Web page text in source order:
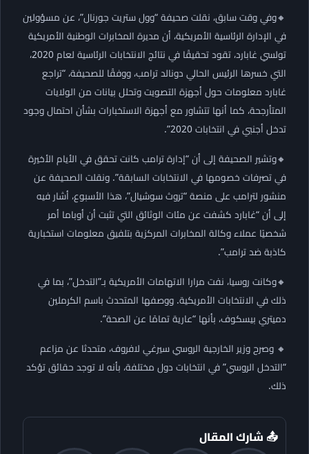
🔸وفي وقت سابق، نقلت صحيفة “وول ستريت جورنال”، عن مسؤولين
في الإدارة الرئاسية الأمريكية، أن مديرة المخابرات الوطنية الأمريكية
تولسي غابارد، تقود تحقيقًا في نتائج الانتخابات الرئاسية لعام 2020،
التي خسرها الرئيس الحالي دونالد ترامب، ووفقًا للصحيفة، “تراجع
غابارد معلومات حول أجهزة التصويت وتحلل بيانات من الولايات
المتأرجحة، كما أنها تتشاور مع أجهزة الاستخبارات بشأن احتمال وجود
تدخل أجنبي في انتخابات 2020”.
🔸وتشير الصحيفة إلى أن “إدارة ترامب كانت تحقق في الأيام الأخيرة
في تصرفات خصومها في الانتخابات السابقة”. ونقلت الصحيفة عن
منشور لترامب على منصة “تروث سوشيال”، هذا الأسبوع، أشار فيه
إلى أن “غابارد كشفت عن مئات الوثائق التي تثبت أن أوباما أمر
شخصيًا عملاء وكالة المخابرات المركزية بتلفيق معلومات استخبارية
كاذبة ضد ترامب”.
🔸وكانت روسيا، نفت مرارا الاتهامات الأمريكية بـ”التدخل”، بما في
ذلك في الانتخابات الأمريكية. ووصفها المتحدث باسم الكرملين
دميتري بيسكوف، بأنها “عارية تمامًا عن الصحة”.
🔸 وصرح وزير الخارجية الروسي سيرغي لافروف، متحدثا عن مزاعم
“التدخل الروسي” في انتخابات دول مختلفة، بأنه لا توجد حقائق تؤكد
ذلك.
📤 شارك المقال